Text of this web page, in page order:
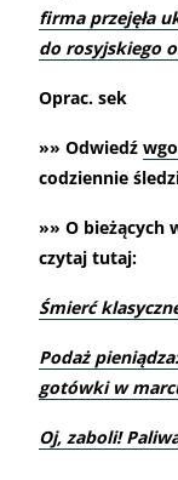
firma przejęła
do rosyjskiego
Oprac. sek
»» Odwiedź
codziennie
»» O bieżących
czytaj tutaj:
Śmierć
Podaż
gotówki w
Oj, zaboli!